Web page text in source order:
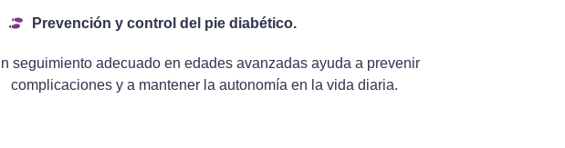
Prevención y control del pie diabético.
seguimiento adecuado en edades avanzadas ayuda a prevenir
complicaciones y a mantener la autonomía en la vida diaria.